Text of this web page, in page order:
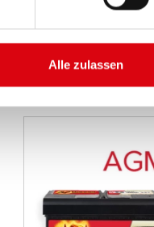
Alle zulassen